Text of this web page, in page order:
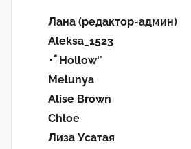
Лана (редактор-админ)
Aleksa_1523
･ﾟHollow'°
Melunya
Alise Brown
Chloe
Лиза Усатая